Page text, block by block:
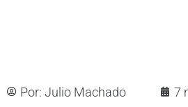
Por: Julio Machado 7